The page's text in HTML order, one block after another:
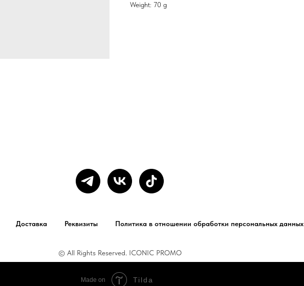
Weight: 70 g
Доставка Реквизиты Политика в отношении обработки персональных данных
© All Rights Reserved. ICONIC PROMO
Made on Tilda